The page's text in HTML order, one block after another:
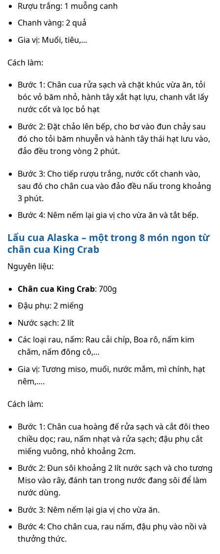
Rượu trắng: 1 muỗng canh
Chanh vàng: 2 quả
Gia vị: Muối, tiêu,…
Cách làm:
Bước 1: Chân cua rửa sạch và chặt khúc vừa ăn, tỏi
bóc vỏ băm nhỏ, hành tây xắt hạt lựu, chanh vắt lấy
nước cốt và lọc bỏ hạt
Bước 2: Đặt chảo lên bếp, cho bơ vào đun chảy sau
đó cho tỏi băm nhuyễn và hành tây thái hạt lưu vào,
đảo đều trong vòng 2 phút.
Bước 3: Cho tiếp rượu trắng, nước cốt chanh vào,
sau đó cho chân cua vào đảo đều nấu trong khoảng
3 phút.
Bước 4: Nêm nếm lại gia vị cho vừa ăn và tắt bếp.
Lẩu cua Alaska – một trong 8 món ngon từ
chân cua King Crab
Nguyên liệu:
Chân cua King Crab: 700g
Đậu phụ: 2 miếng
Nước sạch: 2 lít
Các loại rau, nấm: Rau cải chíp, Boa rô, nấm kim
châm, nấm đông cô,…
Gia vị: Tương miso, muối, nước mắm, mì chính, hạt
nêm,….
Cách làm:
Bước 1: Chân cua hoàng đế rửa sạch và cắt đôi theo
chiều dọc; rau, nấm nhạt và rửa sạch; đậu phụ cắt
miếng vuông, nhỏ khoảng 2cm.
Bước 2: Đun sôi khoảng 2 lít nước sạch và cho tương
Miso vào rây, đánh tan trong nước đang sôi để làm
nước dùng.
Bước 3: Nêm nếm lại gia vị cho vừa ăn.
Bước 4: Cho chân cua, rau nấm, đậu phụ vào nồi và
thưởng thức.